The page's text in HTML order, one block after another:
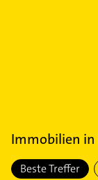
Immobilien in
Beste Treffer